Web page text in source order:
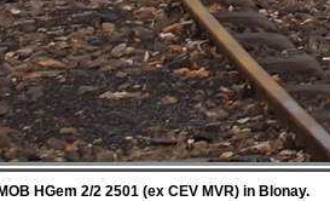
HGem 2/2 2501 (ex CEV MVR) in Blonay.